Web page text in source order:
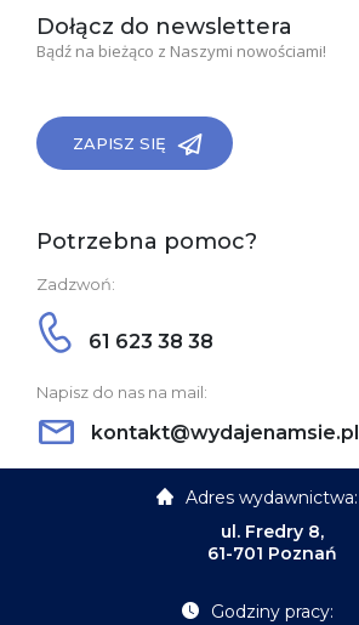
Dołącz do newslettera
Bądź na bieżąco z Naszymi nowościami!
ZAPISZ SIĘ
Potrzebna pomoc?
Zadzwoń:
61 623 38 38
Napisz do nas na mail:
kontakt@wydajenamsie.pl
Adres wydawnictwa:
ul. Fredry 8,
61-701 Poznań
Godziny pracy: